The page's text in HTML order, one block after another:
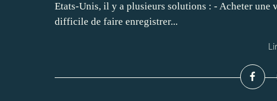
Etats-Unis, il y a plusieurs solutions : - Acheter une
difficile de faire enregistrer...